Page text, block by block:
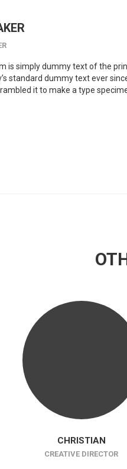
is simply dummy text of the
standard dummy text ever
it to make a type
CHRISTIAN
CREATIVE DIRECTOR